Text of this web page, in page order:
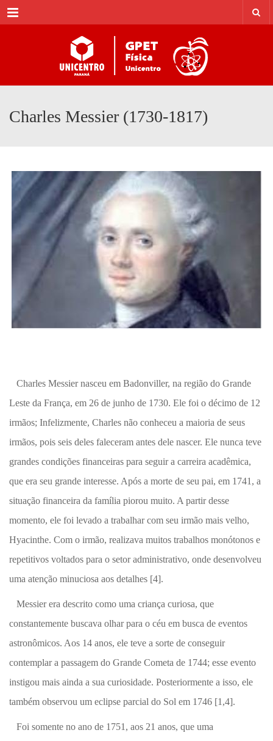
Menu
Charles Messier (1730-1817)
Charles Messier nasceu em Badonviller, na região do Grande
Leste da França, em 26 de junho de 1730. Ele foi o décimo de 12
irmãos; Infelizmente, Charles não conheceu a maioria de seus
irmãos, pois seis deles faleceram antes dele nascer. Ele nunca teve
grandes condições financeiras para seguir a carreira acadêmica,
que era seu grande interesse. Após a morte de seu pai, em 1741, a
situação financeira da família piorou muito. A partir desse
momento, ele foi levado a trabalhar com seu irmão mais velho,
Hyacinthe. Com o irmão, realizava muitos trabalhos monótonos e
repetitivos voltados para o setor administrativo, onde desenvolveu
uma atenção minuciosa aos detalhes [4].
Messier era descrito como uma criança curiosa, que
constantemente buscava olhar para o céu em busca de eventos
astronômicos. Aos 14 anos, ele teve a sorte de conseguir
contemplar a passagem do Grande Cometa de 1744; esse evento
instigou mais ainda a sua curiosidade. Posteriormente a isso, ele
também observou um eclipse parcial do Sol em 1746 [1,4].
Foi somente no ano de 1751, aos 21 anos, que uma